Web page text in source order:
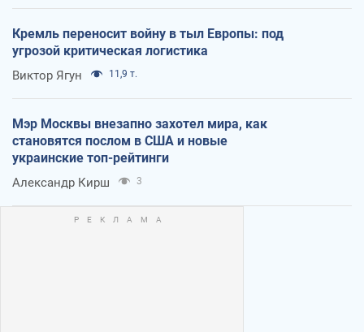
Кремль переносит войну в тыл Европы: под
угрозой критическая логистика
Виктор Ягун 11,9 т.
Мэр Москвы внезапно захотел мира, как
становятся послом в США и новые
украинские топ-рейтинги
Александр Кирш 3